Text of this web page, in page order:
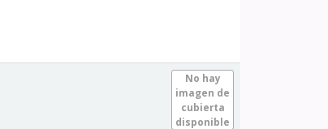
No hay
imagen de
cubierta
disponible